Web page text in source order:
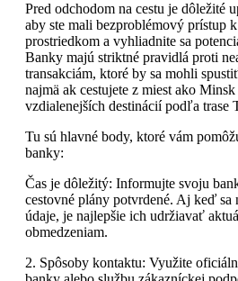
Pred odchodom na cestu je dôležité
aby ste mali bezproblémový prístup
prostriedkom a vyhliadnite sa
Banky majú striktné pravidlá proti
transakciám, ktoré by sa mohli
najmä ak cestujete z miest ako
vzdialenejších destinácií podľa trase
Tu sú hlavné body, ktoré vám
banky:
Čas je dôležitý: Informujte svoju
cestovné plány potvrdené. Aj keď sa
údaje, je najlepšie ich udržiavať
obmedzeniam.
2. Spôsoby kontaktu: Využite